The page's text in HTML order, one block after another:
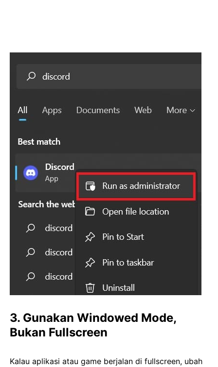
3. Gunakan Windowed Mode,
Bukan Fullscreen
Kalau aplikasi atau game berjalan di fullscreen, ubah